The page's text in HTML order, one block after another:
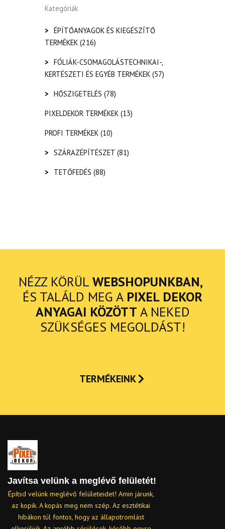
Kategóriák
> ÉPÍTŐANYAGOK ÉS KIEGÉSZÍTŐ
TERMÉKEK (216)
> FÓLIÁK-CSOMAGOLÁSTECHNIKAI-,
KERTÉSZETI ÉS EGYÉB TERMÉKEK (57)
> HŐSZIGETELÉS (78)
PIXELDEKOR TERMÉKEK (13)
PROFI TERMÉKEK (10)
> SZÁRAZÉPÍTÉSZET (81)
> TETŐFEDÉS (88)
NÉZZ KÖRÜL WEBSHOPUNKBAN,
ÉS TALÁLD MEG A PIXEL DEKOR
ANYAGAI KÖZÖTT A NEKED
SZÜKSÉGES MEGOLDÁST!
TERMÉKEINK
Javítsa velünk a meglévő felületét!
Építsd velünk meglévő felületeidet! Amin járunk,
az kopik. A kopás meg nem szép. Az esztétikai
hibákon túl fontos, hogy az állapotromlást